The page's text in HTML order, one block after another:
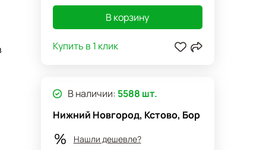
В корзину
Купить в 1 клик
В наличии: 5588 шт.
Нижний Новгород, Кстово, Бор
Нашли дешевле?